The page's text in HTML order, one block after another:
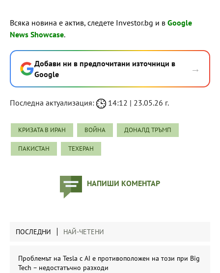
Всяка новина е актив, следете Investor.bg и в Google
News Showcase.
Добави ни в предпочитани източници в
Google
→
Последна актуализация: 14:12 | 23.05.26 г.
КРИЗАТА В ИРАН ВОЙНА ДОНАЛД ТРЪМП
ПАКИСТАН ТЕХЕРАН
НАПИШИ КОМЕНТАР
ПОСЛЕДНИ НАЙ-ЧЕТЕНИ
Проблемът на Tesla с AI е противоположен на този при Big
Tech – недостатъчно разходи